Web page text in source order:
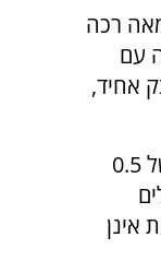
רכה
עם
אחיד,
מניחים את כדור הבצק בין שני גיליונות של נייר אפיה ומרדדים במערוך ליריעת בצק בעובי של 0.5
אינן